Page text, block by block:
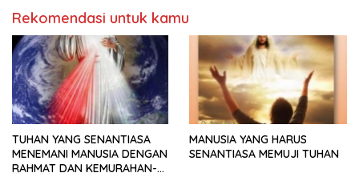
Rekomendasi untuk kamu
TUHAN YANG SENANTIASA
MENEMANI MANUSIA DENGAN
RAHMAT DAN KEMURAHAN-
MANUSIA YANG HARUS
SENANTIASA MEMUJI TUHAN